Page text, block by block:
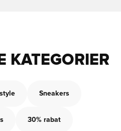
KATEGORIER
Sneakers
30% rabat